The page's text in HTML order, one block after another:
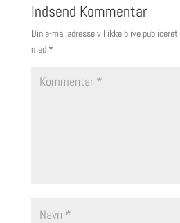
Indsend Kommentar
Din e-mailadresse vil ikke blive publiceret.
med *